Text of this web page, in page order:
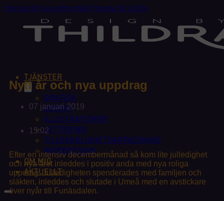
Hoppa till huvudinnehåll Hoppa till sidfot
TJÄNSTER
GRAFISK
DESIGN
ILLUSTRATIONER
LETTERING
TILLGÄNGLIGHETSANPASSNING
WEBBDESIGN
OM MIG
AKTUELLT
Nytt år och nya uppdrag
07 januari 2019
15:02
Efter en intensiv decembermånad så kom lite julledighet
och nya året inleddes i positiv anda med nya roliga
uppdrag. Julledigheten spenderades med familjen och
släkten, inleddes och slutade i Umeå med en avstickare
över nyår till Funäsdalen.